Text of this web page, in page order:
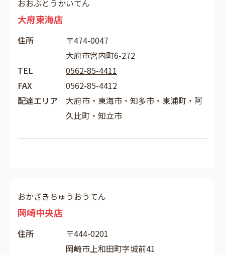
おおぶとうかいてん
大府東海店
住所
〒474-0047
大府市宮内町6-272
TEL
0562-85-4411
FAX
0562-85-4412
配達エリア
大府市・東海市・知多市・東浦町・阿
久比町・知立市
おかざきちゅうおうてん
岡崎中央店
住所
〒444-0201
岡崎市上和田町字城前41